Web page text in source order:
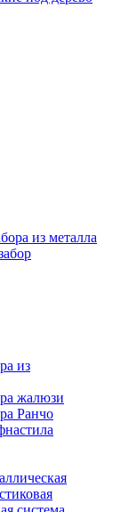
из металла
из
жалюзи
Ранчо